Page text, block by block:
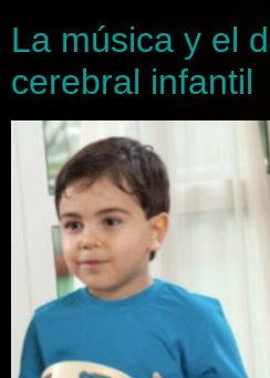
La música y el
cerebral infantil